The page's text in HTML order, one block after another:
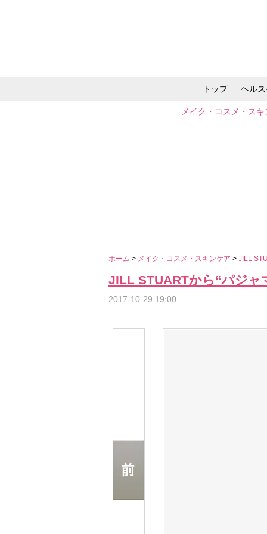
トップ ヘル
メイク・コスメ・ス
ホーム > メイク・コスメ・スキンケア > JILL
JILL STUARTから“パジャ
2017-10-29 19:00